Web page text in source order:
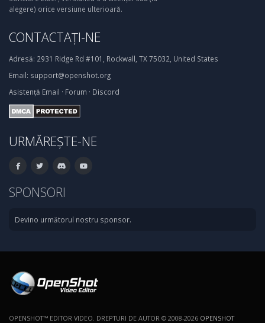
alegere) orice versiune ulterioară.
CONTACTAȚI-NE
Adresă: 2931 Ridge Rd #101, Rockwall, TX 75032, United States
Email: support@openshot.org
Asistență Email · Forum · Discord
URMĂREȘTE-NE
SPONSORI
Devino următorul nostru sponsor.
OPENSHOT™ EDITOR VIDEO. DREPTURI DE AUTOR © 2008-2026 OPENSHOT